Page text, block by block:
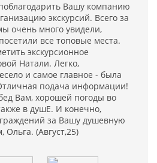
Вашу компанию
экскурсий. Всего за
очень много увидели,
все топовые места.
экскурсионное
Натали. Легко,
и самое главное - была
подача информации!
Вам, хорошей погоды во
в душЕ. И конечно,
за Вашу душевную
Ольга. (Август,25)